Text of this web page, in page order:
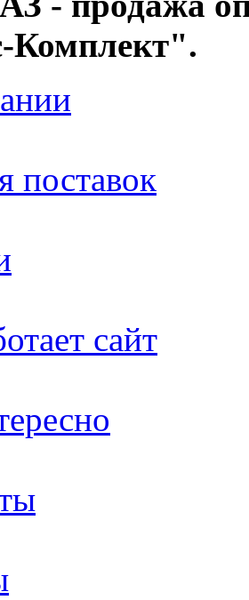
Комплект".
поставок
сайт